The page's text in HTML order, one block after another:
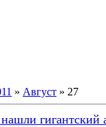
» Август » 27
гигантский